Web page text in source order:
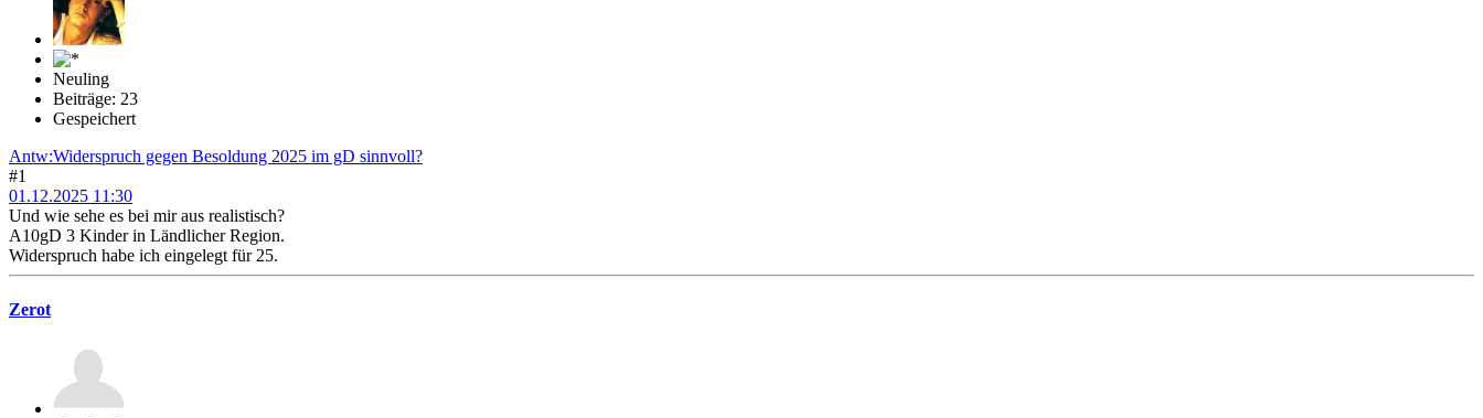
Neuling
Beiträge: 23
Gespeichert
Antw:Widerspruch gegen Besoldung 2025 im gD sinnvoll?
#1
01.12.2025 11:30
Und wie sehe es bei mir aus realistisch?
A10gD 3 Kinder in Ländlicher Region.
Widerspruch habe ich eingelegt für 25.
Zerot